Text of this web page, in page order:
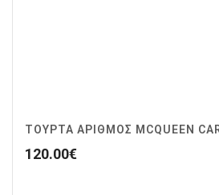
ΤΟΥΡΤΑ ΑΡΙΘΜΟΣ MCQUEEN
120.00€